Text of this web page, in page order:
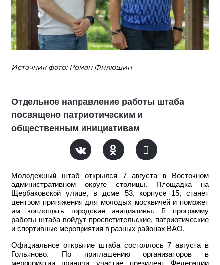
Источник фото: Роман Филюшин
Отдельное направление работы штаба
посвящено патриотическим и
общественным инициативам
Молодежный штаб открылся 7 августа в Восточном
административном округе столицы. Площадка на
Щербаковской улице, в доме 53, корпусе 15, станет
центром притяжения для молодых москвичей и поможет
им воплощать городские инициативы. В программу
работы штаба войдут просветительские, патриотические
и спортивные мероприятия в разных районах ВАО.
Официальное открытие штаба состоялось 7 августа в
Гольяново. По приглашению организаторов в
мероприятии приняли участие
президент Федерации